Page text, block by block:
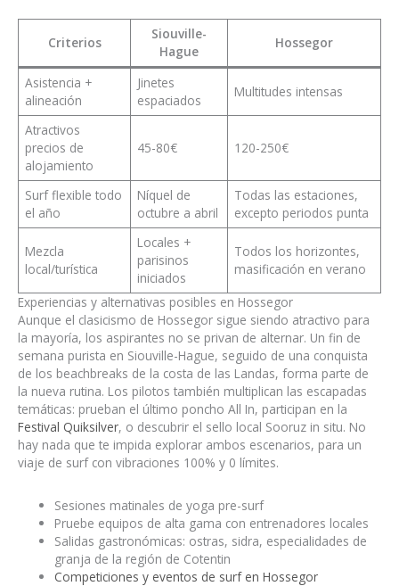
Criterios
Siouville-
Hague
Hossegor
Asistencia +
alineación
Jinetes
espaciados
Multitudes intensas
Atractivos
precios de
alojamiento
45-80€ 120-250€
Surf flexible todo
el año
Níquel de
octubre a abril
Todas las estaciones,
excepto periodos punta
Mezcla
local/turística
Locales +
parisinos
iniciados
Todos los horizontes,
masificación en verano
Experiencias y alternativas posibles en Hossegor
Aunque el clasicismo de Hossegor sigue siendo atractivo para
la mayoría, los aspirantes no se privan de alternar. Un fin de
semana purista en Siouville-Hague, seguido de una conquista
de los beachbreaks de la costa de las Landas, forma parte de
la nueva rutina. Los pilotos también multiplican las escapadas
temáticas: prueban el último poncho All In, participan en la
Festival Quiksilver, o descubrir el sello local Sooruz in situ. No
hay nada que te impida explorar ambos escenarios, para un
viaje de surf con vibraciones 100% y 0 límites.
Sesiones matinales de yoga pre-surf
Pruebe equipos de alta gama con entrenadores locales
Salidas gastronómicas: ostras, sidra, especialidades de
granja de la región de Cotentin
Competiciones y eventos de surf en Hossegor